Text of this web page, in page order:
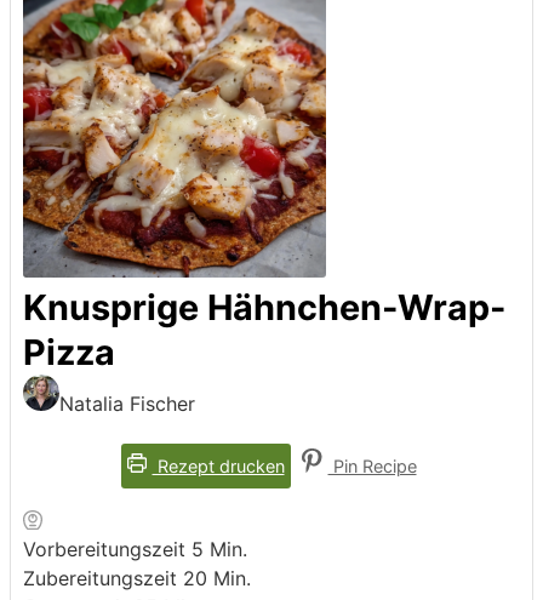
Knusprige Hähnchen-Wrap-
Pizza
Natalia Fischer
Rezept drucken Pin Recipe
Vorbereitungszeit 5 Minuten
Min.
Zubereitungszeit 20 Minuten
Min.